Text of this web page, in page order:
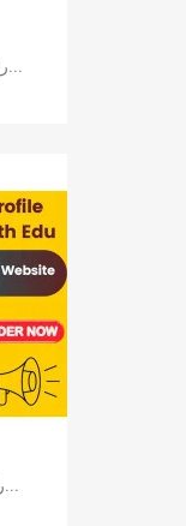
1000 رابط عالي السلطة من...
200 رابط خلفي فريد وقوي...